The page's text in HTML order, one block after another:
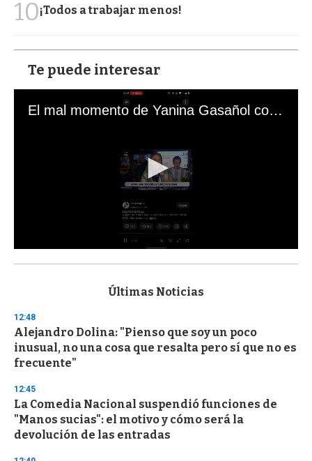
10¡Todos a trabajar menos!
Te puede interesar
El mal momento de Yanina Gasañol con un hincha argentino en "Subrayado"
s
d
s
o
f
3
s
e
c
o
n
Últimas Noticias
12:48
Alejandro Dolina: "Pienso que soy un poco
inusual, no una cosa que resalta pero sí que no es
frecuente"
12:45
La Comedia Nacional suspendió funciones de
"Manos sucias": el motivo y cómo será la
devolución de las entradas